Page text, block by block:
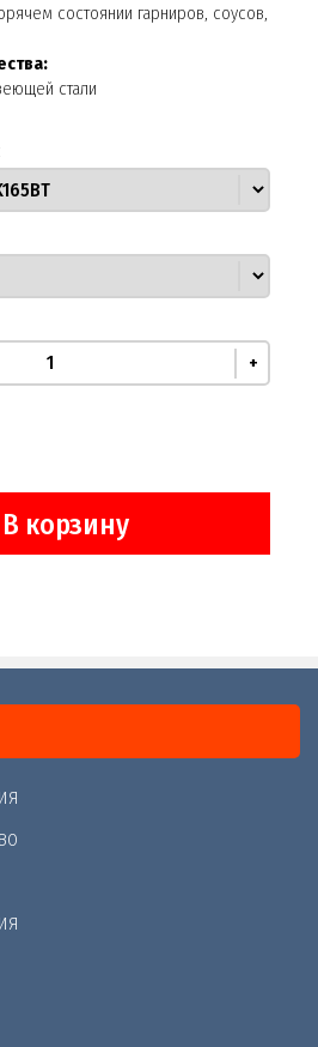
состоянии гарниров, соусов,
стали
+
В корзину